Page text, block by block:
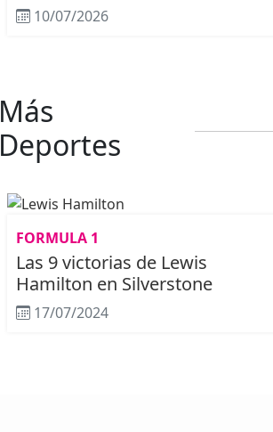
10/07/2026
Más
Deportes
FORMULA 1
Las 9 victorias de Lewis
Hamilton en Silverstone
17/07/2024